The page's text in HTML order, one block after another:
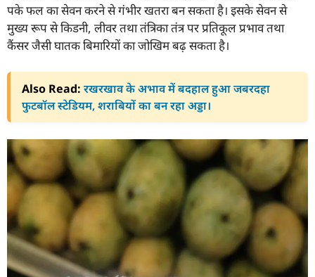
पके फल का सेवन करने से गंभीर खतरा बन सकता है। इसके सेवन से
मुख्य रूप से किडनी, लीवर तथा तंत्रिका तंत्र पर प्रतिकूल प्रभाव तथा
कैंसर जैसी घातक बिमारियों का जोखिम बढ़ सकता है।
Also Read: रखरखाव के अभाव में बदहाल हुआ जबरदहा
फुटबॉल स्टेडियम, शराबियों का बन रहा अड्डा।